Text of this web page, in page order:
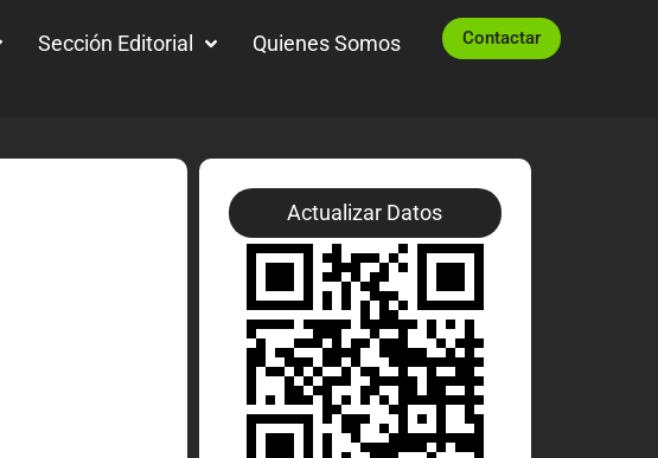
Sección Editorial Quienes Somos Contactar
Actualizar Datos